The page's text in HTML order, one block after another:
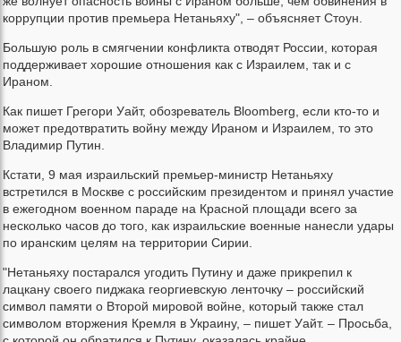
коррупции против премьера Нетаньяху", – объясняет Стоун.
Большую роль в смягчении конфликта отводят России, которая
поддерживает хорошие отношения как с Израилем, так и с
Ираном.
Как пишет Грегори Уайт, обозреватель Bloomberg, если кто-то и
может предотвратить войну между Ираном и Израилем, то это
Владимир Путин.
Кстати, 9 мая израильский премьер-министр Нетаньяху
встретился в Москве с российским президентом и принял участие
в ежегодном военном параде на Красной площади всего за
несколько часов до того, как израильские военные нанесли удары
по иранским целям на территории Сирии.
"Нетаньяху постарался угодить Путину и даже прикрепил к
лацкану своего пиджака георгиевскую ленточку – российский
символ памяти о Второй мировой войне, который также стал
символом вторжения Кремля в Украину, – пишет Уайт. – Просьба,